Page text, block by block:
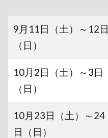
9月11日（土）～12日
（日）
10月2日（土）～3日
（日）
10月23日（土）～24
日（日）